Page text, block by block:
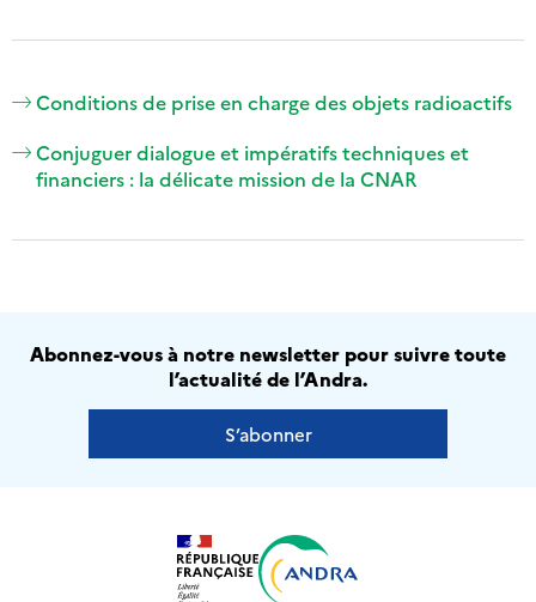
Conditions de prise en charge des objets radioactifs
Conjuguer dialogue et impératifs techniques et
financiers : la délicate mission de la CNAR
Abonnez-vous à notre newsletter pour suivre toute
l’actualité de l’Andra.
S’abonner